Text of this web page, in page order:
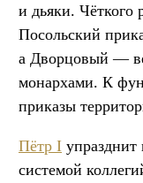
и дьяки. Чёткого
Посольский
а Дворцовый —
монархами. К
приказы
Пётр I упразднит
системой